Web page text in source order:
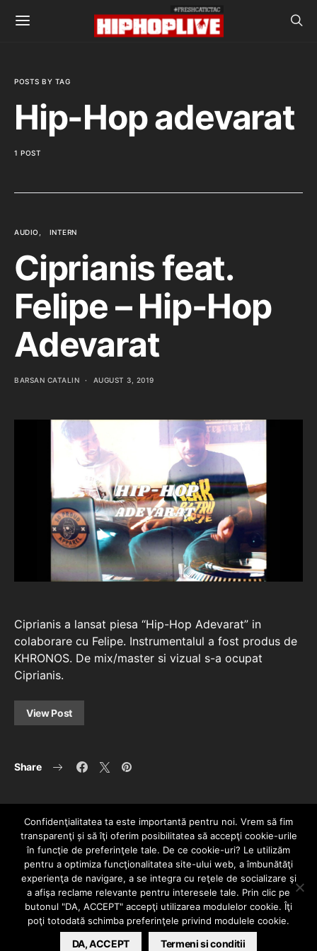
POSTS BY TAG
Hip-Hop adevarat
1 POST
AUDIO INTERN
Ciprianis feat.
Felipe – Hip-Hop
Adevarat
BARSAN CATALIN AUGUST 3, 2019
Ciprianis a lansat piesa “Hip-Hop Adevarat” in
colaborare cu Felipe. Instrumentalul a fost produs de
KHRONOS. De mix/master si vizual s-a ocupat
Ciprianis.
View Post
Share
HOME CONTACT POLITICĂ DE CONFIDENȚIALITATE
Since 2005 | Copyright by HIPHOPLIVE
ENTERTAINMENT SRL
Confidenţialitatea ta este importantă pentru noi. Vrem să fim
transparenţi și să îţi oferim posibilitatea să accepţi cookie-urile
în funcţie de preferinţele tale. De ce cookie-uri? Le utilizăm
pentru a optimiza funcţionalitatea site-ului web, a îmbunătăţi
experienţa de navigare, a se integra cu reţele de socializare şi
a afişa reclame relevante pentru interesele tale. Prin clic pe
butonul "DA, ACCEPT" accepţi utilizarea modulelor cookie. Îţi
poţi totodată schimba preferinţele privind modulele cookie.
DA, ACCEPT Termeni si conditii